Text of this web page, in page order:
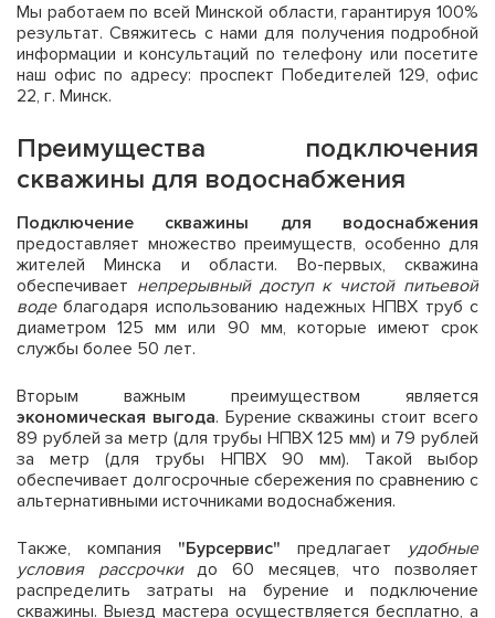
Мы работаем по всей Минской области, гарантируя 100%
результат. Свяжитесь с нами для получения подробной
информации и консультаций по телефону или посетите
наш офис по адресу: проспект Победителей 129, офис
22, г. Минск.
Преимущества подключения
скважины для водоснабжения
Подключение скважины для водоснабжения
предоставляет множество преимуществ, особенно для
жителей Минска и области. Во-первых, скважина
обеспечивает непрерывный доступ к чистой питьевой
водеблагодаря использованию надежных НПВХ труб с
диаметром 125 мм или 90 мм, которые имеют срок
службы более 50 лет.
Вторым важным преимуществом является
экономическая выгода. Бурение скважины стоит всего
89 рублей за метр (для трубы НПВХ 125 мм) и 79 рублей
за метр (для трубы НПВХ 90 мм). Такой выбор
обеспечивает долгосрочные сбережения по сравнению с
альтернативными источниками водоснабжения.
Также, компания "Бурсервис" предлагает удобные
условия рассрочкидо 60 месяцев, что позволяет
распределить затраты на бурение и подключение
скважины. Выезд мастера осуществляется бесплатно, а